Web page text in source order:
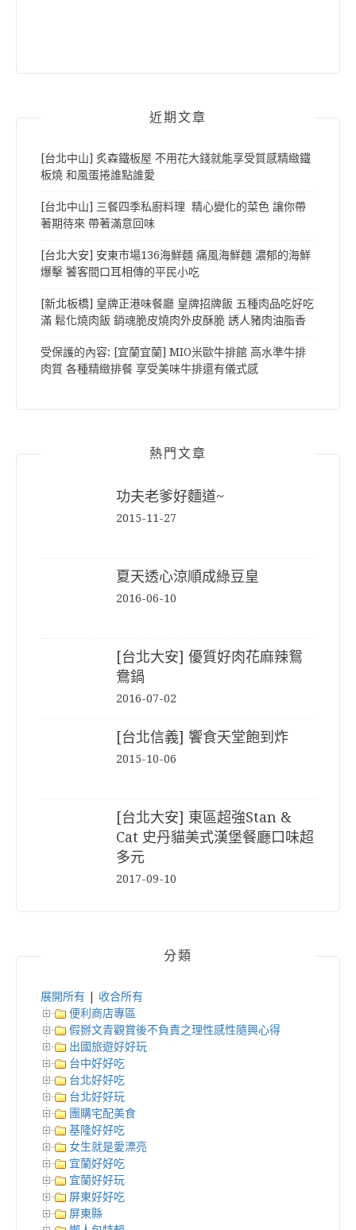
近期文章
[台北中山] 炙森鐵板屋 不用花大錢就能享受質感精緻鐵
板燒 和風蛋捲誰點誰愛
[台北中山] 三餐四季私廚料理 精心變化的菜色 讓你帶
著期待來 帶著滿意回味
[台北大安] 安東市場136海鮮麵 痛風海鮮麵 濃郁的海鮮
爆擊 饕客間口耳相傳的平民小吃
[新北板橋] 皇牌正港味餐廳 皇牌招牌飯 五種肉品吃好吃
滿 鬆化燒肉飯 銷魂脆皮燒肉外皮酥脆 誘人豬肉油脂香
受保護的內容: [宜蘭宜蘭] MIO米歐牛排館 高水準牛排
肉質 各種精緻排餐 享受美味牛排還有儀式感
熱門文章
功夫老爹好麵道~
2015-11-27
夏天透心涼順成綠豆皇
2016-06-10
[台北大安] 優質好肉花麻辣鴛
鴦鍋
2016-07-02
[台北信義] 饗食天堂飽到炸
2015-10-06
[台北大安] 東區超強Stan &
Cat 史丹貓美式漢堡餐廳口味超
多元
2017-09-10
分類
展開所有
收合所有
便利商店專區
假掰文青觀賞後不負責之理性感性隨興心得
出國旅遊好好玩
台中好好吃
台北好好吃
台北好好玩
團購宅配美食
基隆好好吃
女生就是愛漂亮
宜蘭好好吃
宜蘭好好玩
屏東好好吃
屏東縣